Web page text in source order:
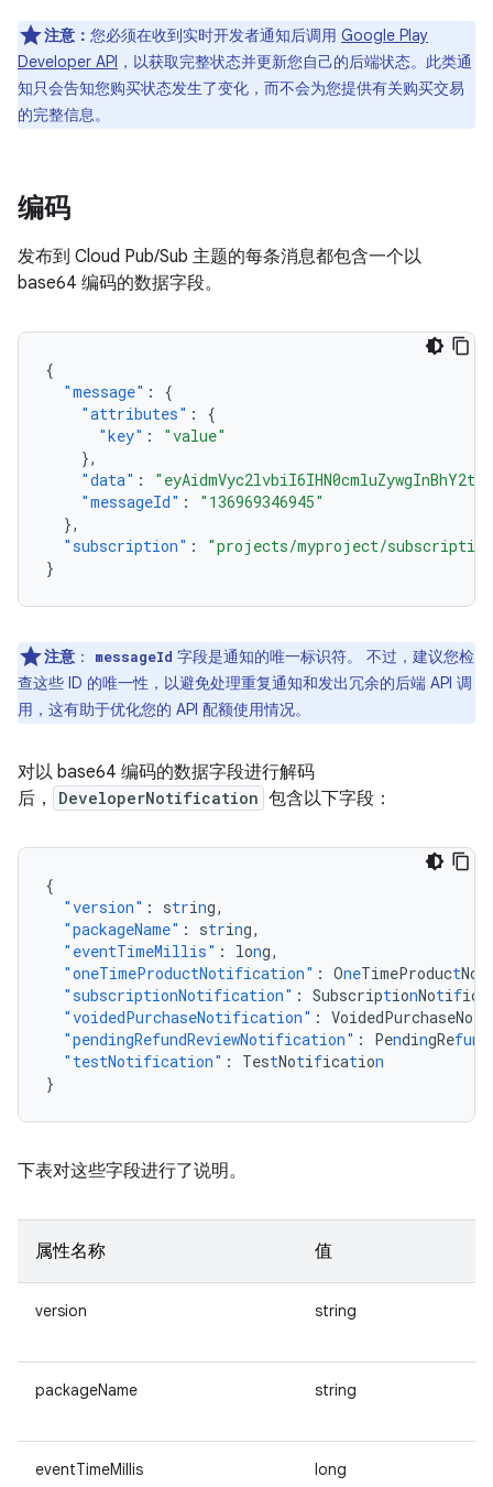
注意： 您必须在收到实时开发者通知后调用 Google Play
Developer API ，以获取完整状态并更新您自己的后端状态。此类通
知只会告知您购买状态发生了变化，而不会为您提供有关购买交易
的完整信息。
编码
发布到 Cloud Pub/Sub 主题的每条消息都包含一个以
base64 编码的数据字段。
{
"message" :
{
"attributes" :
{
"key" :
"value"
},
"data" :
"messageId" :
"136969346945"
},
"subscription" :
"projects/myproject/
}
注意 ： messageId 字段是通知的唯一标识符。 不过，建议您检
查这些 ID 的唯一性，以避免处理重复通知和发出冗余的后端 API 调
用，这有助于优化您的 API 配额使用情况。
对以 base64 编码的数据字段进行解码
后，
DeveloperNotification 包含以下字段：
{
"version" : string,
"packageName" : string,
"eventTimeMillis" : long,
"oneTimeProductNotification" : OneTimeProductNo
"subscriptionNotification" : SubscriptionNotifica
"voidedPurchaseNotification" : VoidedPurchaseNo
"pendingRefundReviewNotification" : PendingRefun
"testNotification" : TestNotification
}
下表对这些字段进行了说明。
属性名称 值
version string
packageName string
eventTimeMillis long